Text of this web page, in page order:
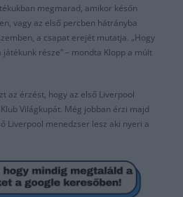
megmarad, amikor későn
vagy az első percben hátrányba
a csapat erejét mutatja. „Hogy
része” – mondta Klopp a múlt
az érzést, hogy az első Liverpool
Világkupát. Még jobban érzi majd
Liverpool menedzser lesz aki nyeri a